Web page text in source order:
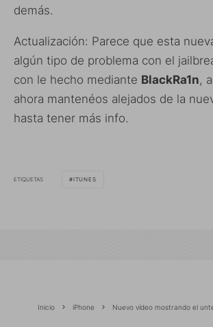
demás.
Actualización: Parece que esta
algún tipo de problema con el
con le hecho mediante BlackRa1n,
ahora mantenéos alejados de la
hasta tener más info.
ETIQUETAS ITUNES
Inicio iPhone Nuevo vídeo mostrando el